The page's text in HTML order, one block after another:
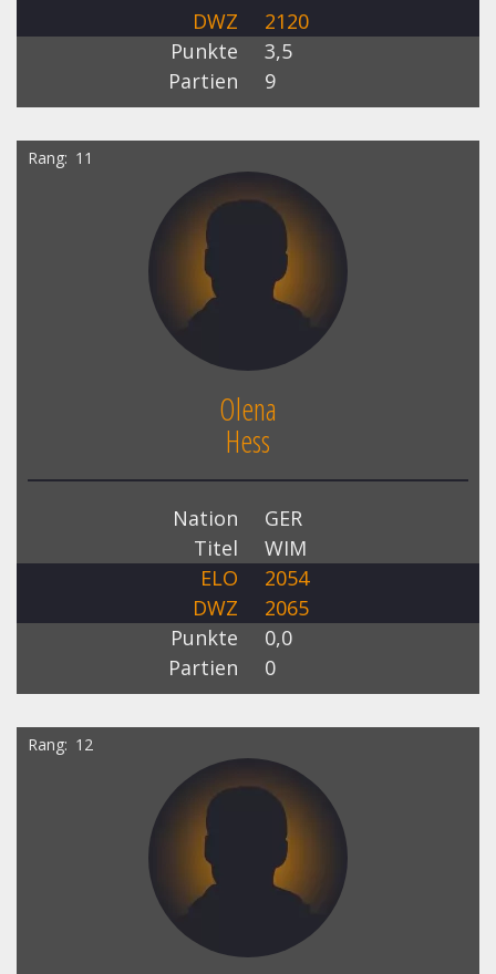
DWZ
2120
Punkte
3,5
Partien
9
Rang 11
Olena
Hess
Nation
GER
Titel
WIM
ELO
2054
DWZ
2065
Punkte
0,0
Partien
0
Rang 12